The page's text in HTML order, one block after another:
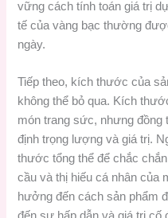
vững cách tính toán giá trị
tế của vàng bạc thường
ngày.
Tiếp theo, kích thước của
không thể bỏ qua. Kích
món trang sức, nhưng đồng
định trọng lượng và giá trị.
thước tổng thể để chắc
cầu và thị hiếu cá nhân của
hưởng đến cách sản phẩm